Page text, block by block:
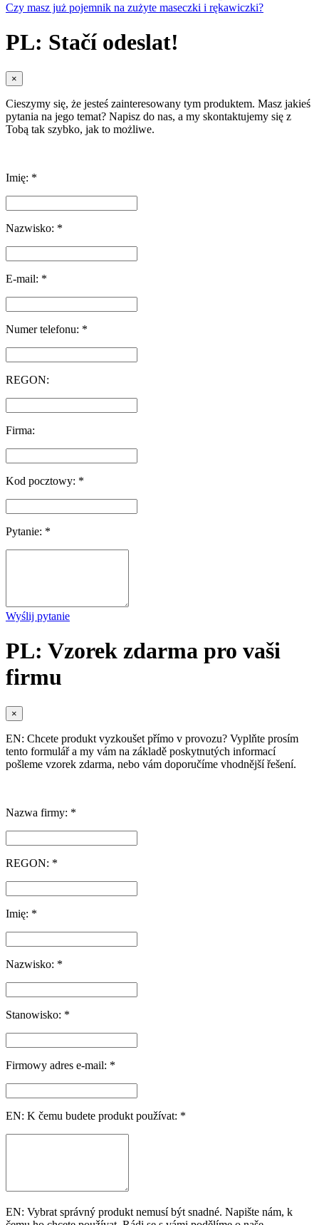
Czy masz już pojemnik na zużyte maseczki i rękawiczki?
PL: Stačí odeslat!
×
Cieszymy się, że jesteś zainteresowany tym produktem. Masz jakieś
pytania na jego temat? Napisz do nas, a my skontaktujemy się z
Tobą tak szybko, jak to możliwe.
Imię: *
Nazwisko: *
E-mail: *
Numer telefonu: *
REGON:
Firma:
Kod pocztowy: *
Pytanie: *
Wyślij pytanie
PL: Vzorek zdarma pro vaši
firmu
×
EN: Chcete produkt vyzkoušet přímo v provozu? Vyplňte prosím
tento formulář a my vám na základě poskytnutých informací
pošleme vzorek zdarma, nebo vám doporučíme vhodnější řešení.
Nazwa firmy: *
REGON: *
Imię: *
Nazwisko: *
Stanowisko: *
Firmowy adres e-mail: *
EN: K čemu budete produkt používat: *
EN: Vybrat správný produkt nemusí být snadné. Napište nám, k